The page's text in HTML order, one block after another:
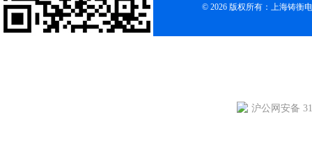
© 2026 版权所有：上海铸衡
沪公网安备